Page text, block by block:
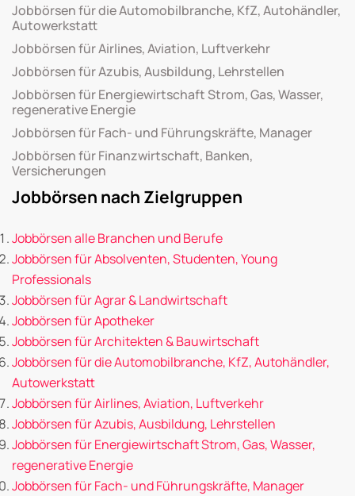
Jobbörsen für die Automobilbranche, KfZ, Autohändler,
Autowerkstatt
Jobbörsen für Airlines, Aviation, Luftverkehr
Jobbörsen für Azubis, Ausbildung, Lehrstellen
Jobbörsen für Energiewirtschaft Strom, Gas, Wasser,
regenerative Energie
Jobbörsen für Fach- und Führungskräfte, Manager
Jobbörsen für Finanzwirtschaft, Banken,
Versicherungen
Jobbörsen nach Zielgruppen
Jobbörsen alle Branchen und Berufe
Jobbörsen für Absolventen, Studenten, Young
Professionals
Jobbörsen für Agrar & Landwirtschaft
Jobbörsen für Apotheker
Jobbörsen für Architekten & Bauwirtschaft
Jobbörsen für die Automobilbranche, KfZ, Autohändler,
Autowerkstatt
Jobbörsen für Airlines, Aviation, Luftverkehr
Jobbörsen für Azubis, Ausbildung, Lehrstellen
Jobbörsen für Energiewirtschaft Strom, Gas, Wasser,
regenerative Energie
Jobbörsen für Fach- und Führungskräfte, Manager